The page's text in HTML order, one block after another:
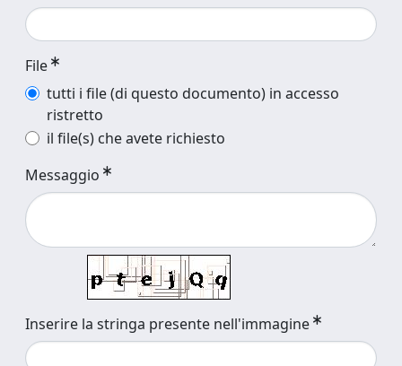
File
tutti i file (di questo documento) in accesso
ristretto
il file(s) che avete richiesto
Messaggio
Inserire la stringa presente nell'immagine